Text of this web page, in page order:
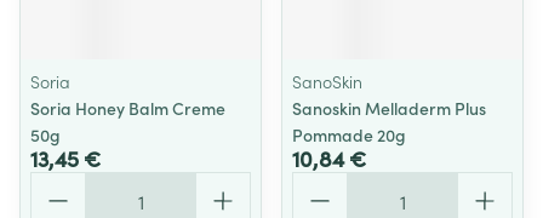
Soria
Soria Honey Balm Creme
50g
13,45 €
SanoSkin
Sanoskin Melladerm Plus
Pommade 20g
10,84 €